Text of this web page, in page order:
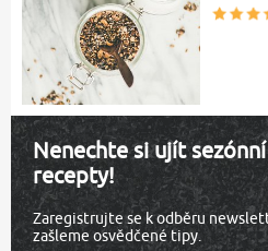
Nenechte si ujít
recepty!
Zaregistrujte se k odběru
zašleme osvědčené tipy.